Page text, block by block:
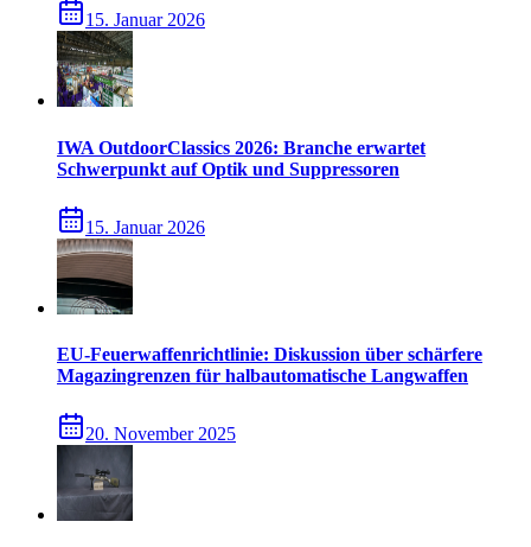
15. Januar 2026
IWA OutdoorClassics 2026: Branche erwartet
Schwerpunkt auf Optik und Suppressoren
15. Januar 2026
EU-Feuerwaffenrichtlinie: Diskussion über schärfere
Magazingrenzen für halbautomatische Langwaffen
20. November 2025